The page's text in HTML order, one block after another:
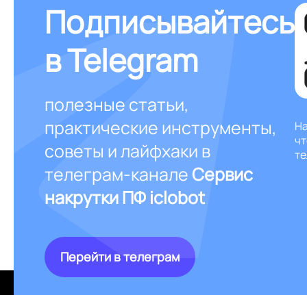
Подписывайтесь
в Telegram
полезные статьи,
практические инструменты,
советы и лайфхаки в
телеграм-каналеСервис
накрутки ПФ iclobot
Перейти в телеграм